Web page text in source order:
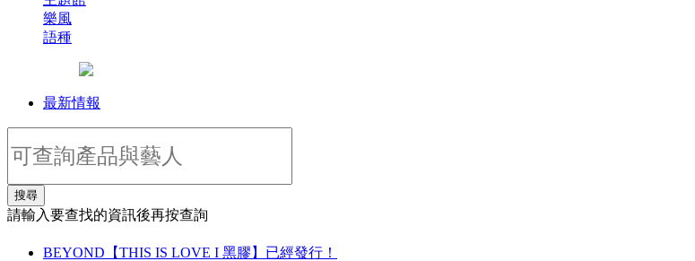
樂風
語種
最新情報
搜尋
請輸入要查找的資訊後再按查詢
BEYOND【THIS IS LOVE I 黑膠】已經發行！